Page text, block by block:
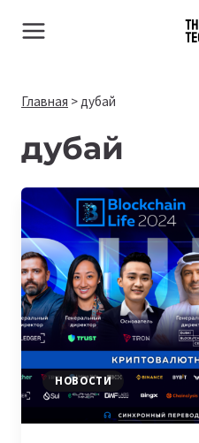
Главная >дубай
дубай
НОВОСТИ